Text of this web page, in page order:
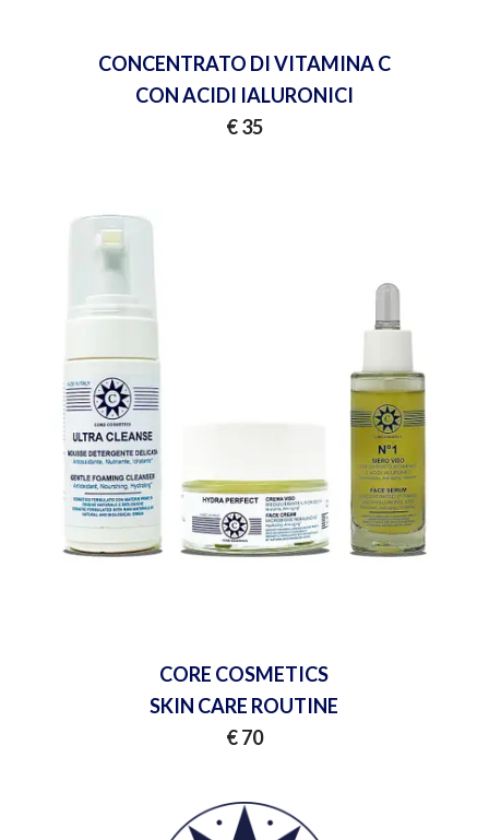
CONCENTRATO DI VITAMINA C
CON ACIDI IALURONICI
€ 35
CORE COSMETICS
SKIN CARE ROUTINE
€ 70